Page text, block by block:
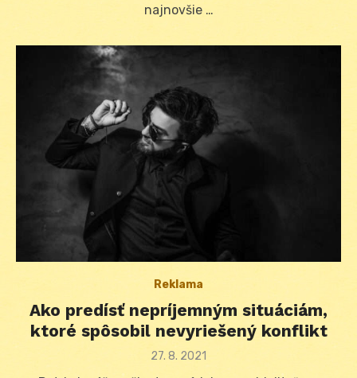
najnovšie …
Reklama
Ako predísť nepríjemným situáciám,
ktoré spôsobil nevyriešený konflikt
Posted
27. 8. 2021